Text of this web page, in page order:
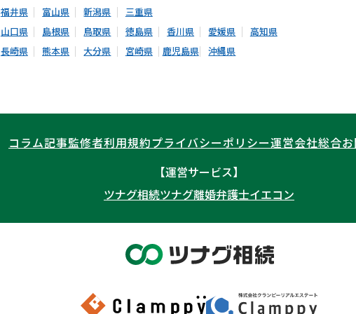
福井県 富山県 新潟県
三重県
山口県 島根県 鳥取県 徳島県 香川県 愛媛県
高知県
長崎県 熊本県 大分県 宮崎県 鹿児島県 沖縄県
コラム記事監修者利用規約プライバシーポリシー運営会社総合
【運営サービス】
ツナグ相続ツナグ離婚弁護士イエコン